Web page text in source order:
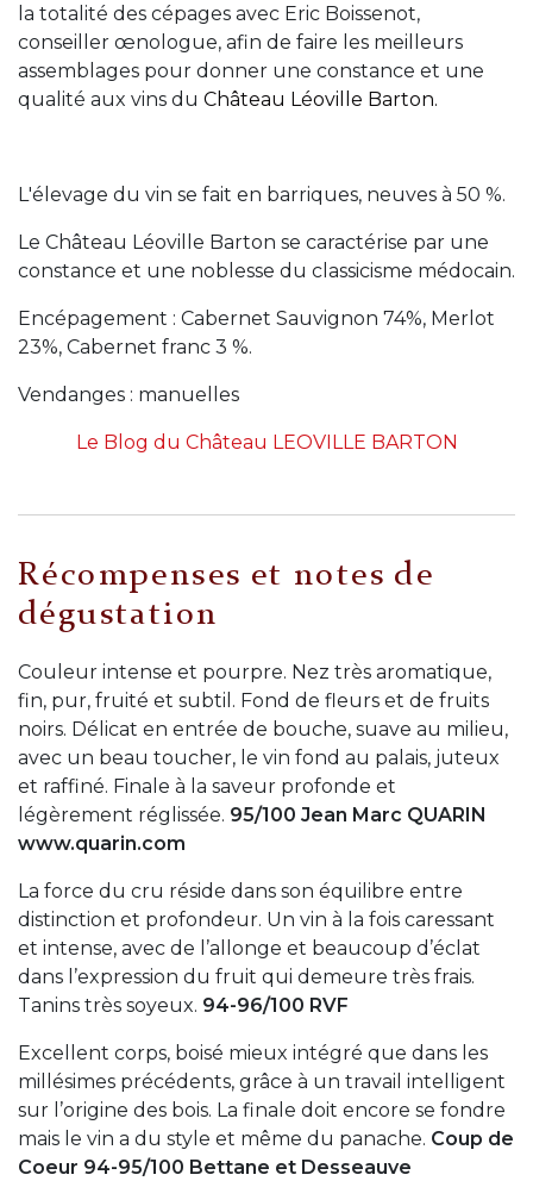
la totalité des cépages avec Eric Boissenot,
conseiller œnologue, afin de faire les meilleurs
assemblages pour donner une constance et une
qualité aux vins du Château Léoville Barton.
L'élevage du vin se fait en barriques, neuves à 50 %.
Le Château Léoville Barton se caractérise par une
constance et une noblesse du classicisme médocain.
Encépagement : Cabernet Sauvignon 74%, Merlot
23%, Cabernet franc 3 %.
Vendanges : manuelles
Le Blog du Château LEOVILLE BARTON
Récompenses et notes de
dégustation
Couleur intense et pourpre. Nez très aromatique,
fin, pur, fruité et subtil. Fond de fleurs et de fruits
noirs. Délicat en entrée de bouche, suave au milieu,
avec un beau toucher, le vin fond au palais, juteux
et raffiné. Finale à la saveur profonde et
légèrement réglissée. 95/100 Jean Marc QUARIN
www.quarin.com
La force du cru réside dans son équilibre entre
distinction et profondeur. Un vin à la fois caressant
et intense, avec de l’allonge et beaucoup d’éclat
dans l’expression du fruit qui demeure très frais.
Tanins très soyeux. 94-96/100 RVF
Excellent corps, boisé mieux intégré que dans les
millésimes précédents, grâce à un travail intelligent
sur l’origine des bois. La finale doit encore se fondre
mais le vin a du style et même du panache. Coup de
Coeur 94-95/100 Bettane et Desseauve